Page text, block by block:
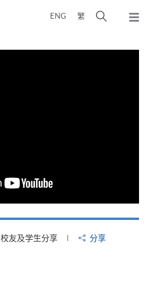
ENG 繁
弹
校友及学生分享 分享